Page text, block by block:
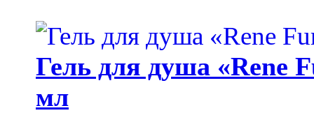
Гель для душа «Rene
мл